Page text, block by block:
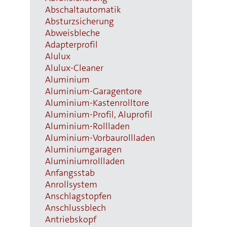
Abschaltautomatik
Absturzsicherung
Abweisbleche
Adapterprofil
Alulux
Alulux-Cleaner
Aluminium
Aluminium-Garagentore
Aluminium-Kastenrolltore
Aluminium-Profil, Aluprofil
Aluminium-Rollladen
Aluminium-Vorbaurollladen
Aluminiumgaragen
Aluminiumrollladen
Anfangsstab
Anrollsystem
Anschlagstopfen
Anschlussblech
Antriebskopf